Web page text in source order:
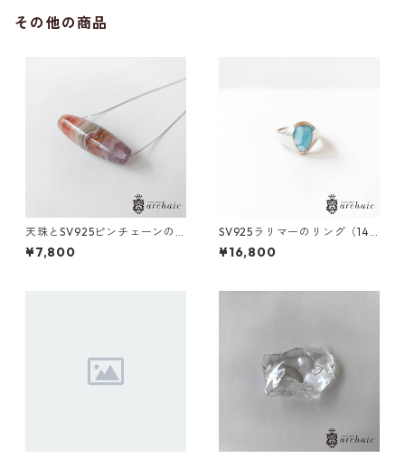
その他の商品
天珠とSV925ピンチェーンの
ショートネックレス
¥7,800
SV925ラリマーのリング（14
号）
¥16,800